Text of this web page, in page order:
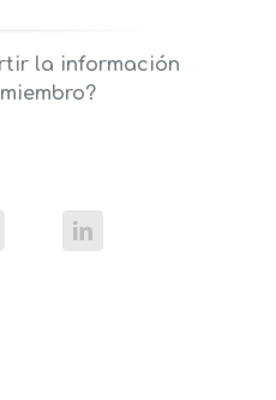
la información